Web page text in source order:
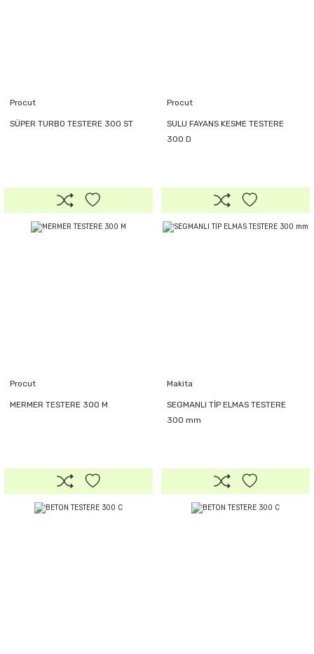
Procut
SÜPER TURBO TESTERE 300 ST
Procut
SULU FAYANS KESME TESTERE
300 D
Procut
MERMER TESTERE 300 M
Makita
SEGMANLI TİP ELMAS TESTERE
300 mm